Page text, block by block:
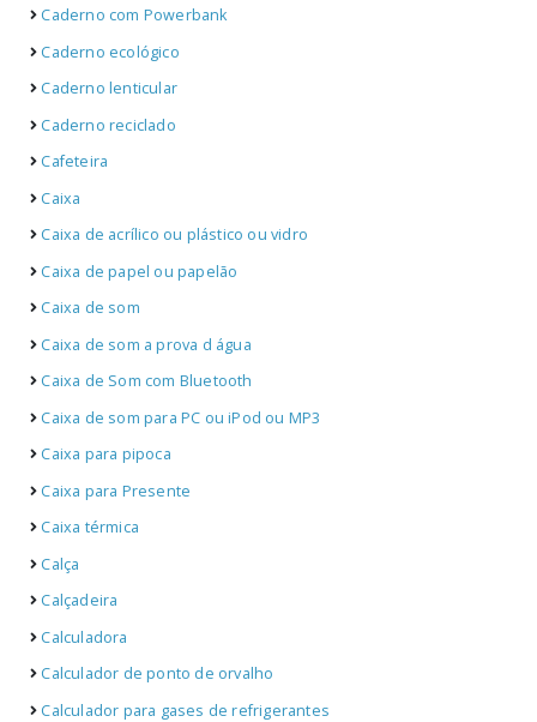
Caderno com Powerbank
Caderno ecológico
Caderno lenticular
Caderno reciclado
Cafeteira
Caixa
Caixa de acrílico ou plástico ou vidro
Caixa de papel ou papelão
Caixa de som
Caixa de som a prova d água
Caixa de Som com Bluetooth
Caixa de som para PC ou iPod ou MP3
Caixa para pipoca
Caixa para Presente
Caixa térmica
Calça
Calçadeira
Calculadora
Calculador de ponto de orvalho
Calculador para gases de refrigerantes